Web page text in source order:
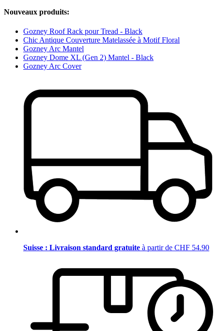
Nouveaux produits:
Gozney Roof Rack pour Tread - Black
Chic Antique Couverture Matelassée à Motif Floral
Gozney Arc Mantel
Gozney Dome XL (Gen 2) Mantel - Black
Gozney Arc Cover
Suisse : Livraison standard gratuite à partir de CHF 54.90